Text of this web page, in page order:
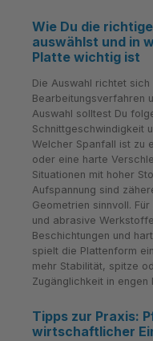
Wie Du die
auswählst und in
Platte wichtig ist
Die Auswahl richtet
Bearbeitungsverfahren
Auswahl solltest Du
Schnittgeschwindigkeit
Welcher Spanfall ist zu
oder eine harte
Situationen mit hoher
Aufspannung sind
Geometrien sinnvoll.
und abrasive
Beschichtungen und
spielt die Plattenform
mehr Stabilität, spitze
Zugänglichkeit in engen
Tipps zur Praxis:
wirtschaftlicher